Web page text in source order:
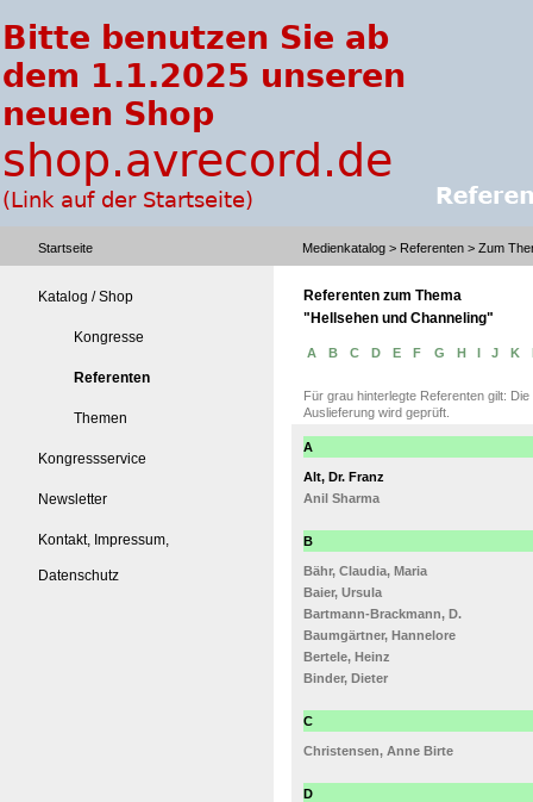
Startseite Medienkatalog > Referenten > Zum
Katalog / Shop
Kongresse
Referenten
Themen
Kongressservice
Newsletter
Kontakt, Impressum,
Datenschutz
Referenten zum Thema
"Hellsehen und Channeling"
A B C D E F G H I J K
Für grau hinterlegte Referenten gilt:
Auslieferung wird geprüft.
A
Alt, Dr. Franz
Anil Sharma
B
Bähr, Claudia, Maria
Baier, Ursula
Bartmann-Brackmann, D.
Baumgärtner, Hannelore
Bertele, Heinz
Binder, Dieter
C
Christensen, Anne Birte
D